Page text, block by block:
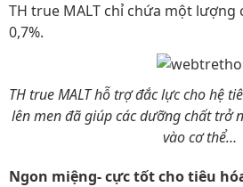
TH true MALT chỉ chứa một
0,7%.
TH true MALT hỗ trợ đắc lực cho hệ
lên men đã giúp các dưỡng chất trở
vào cơ thể…
Ngon miệng- cực tốt cho tiêu